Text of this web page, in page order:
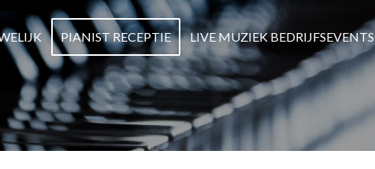
PIANIST RECEPTIE LIVE MUZIEK BEDRIJFSEVENTS